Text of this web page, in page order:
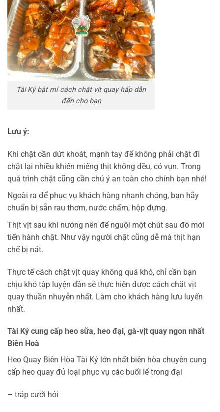
Tài Ký bật mí cách chặt vịt quay hấp dẫn
đến cho bạn
Lưu ý:
Khi chặt cần dứt khoát, mạnh tay để không phải chặt đi
chặt lại nhiều khiến miếng thịt không đều, có vụn. Trong
quá trình chặt cũng cần chú ý an toàn cho chính bạn nhé!
Ngoài ra để phục vụ khách hàng nhanh chóng, bạn hãy
chuẩn bị sẵn rau thơm, nước chấm, hộp đựng.
Thịt vịt sau khi nướng nên để nguội một chút sau đó mới
tiến hành chặt. Như vậy người chặt cũng dễ mà thịt hạn
chế bị nát.
Thực tế cách chặt vịt quay không quá khó, chỉ cần bạn
chịu khó tập luyện dần sẽ thực hiện được cách chặt vịt
quay thuần nhuyễn nhất. Làm cho khách hàng lưu luyến
nhất.
Tài Ký cung cấp heo sữa, heo đại, gà-vịt quay ngon nhất
Biên Hoà
Heo Quay Biên Hòa Tài Ký lớn nhất biên hòa chuyên cung
cấp heo quay đủ loại phục vụ các buổi lể trong đại
– tráp cưới hỏi